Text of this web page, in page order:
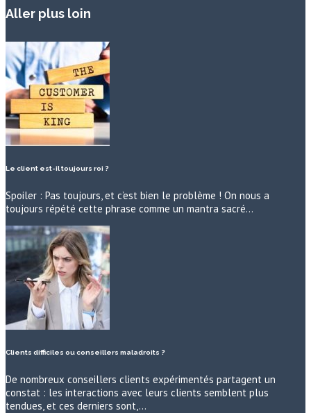
Aller plus loin
Le client est-il toujours roi ?
Spoiler : Pas toujours, et c’est bien le problème ! On nous a
toujours répété cette phrase comme un mantra sacré…
Clients difficiles ou conseillers maladroits ?
De nombreux conseillers clients expérimentés partagent un
constat : les interactions avec leurs clients semblent plus
tendues, et ces derniers sont,…